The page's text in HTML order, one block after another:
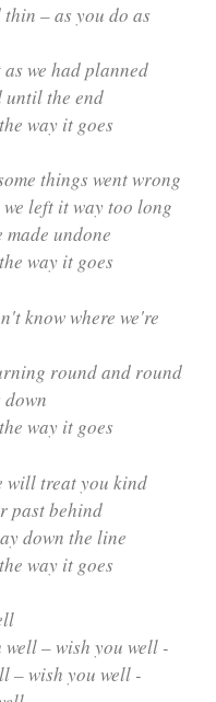
– as you do as
we had planned
until the end
way it goes
things went wrong
left it way too long
made undone
way it goes
know where we're
round and round
down
way it goes
will treat you kind
past behind
down the line
way it goes
– wish you well -
– wish you well -